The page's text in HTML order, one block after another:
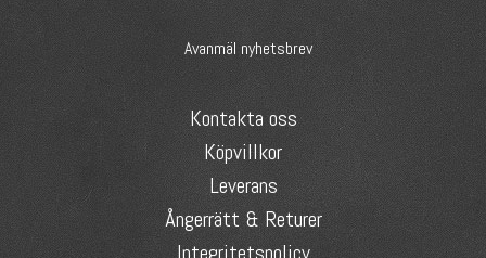
Avanmäl nyhetsbrev
Kontakta oss
Köpvillkor
Leverans
Ångerrätt & Returer
Integritetspolicy